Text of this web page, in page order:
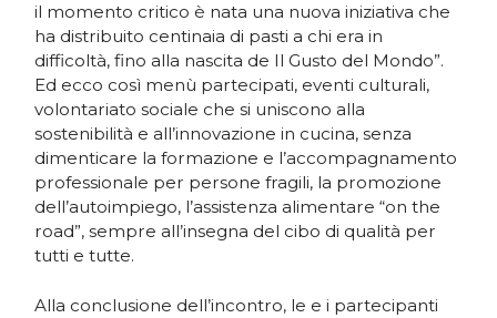
il momento critico è nata una nuova iniziativa che
ha distribuito centinaia di pasti a chi era in
difficoltà, fino alla nascita de Il Gusto del Mondo”.
Ed ecco così menù partecipati, eventi culturali,
volontariato sociale che si uniscono alla
sostenibilità e all’innovazione in cucina, senza
dimenticare la formazione e l’accompagnamento
professionale per persone fragili, la promozione
dell’autoimpiego, l’assistenza alimentare “on the
road”, sempre all’insegna del cibo di qualità per
tutti e tutte.
Alla conclusione dell’incontro, le e i partecipanti